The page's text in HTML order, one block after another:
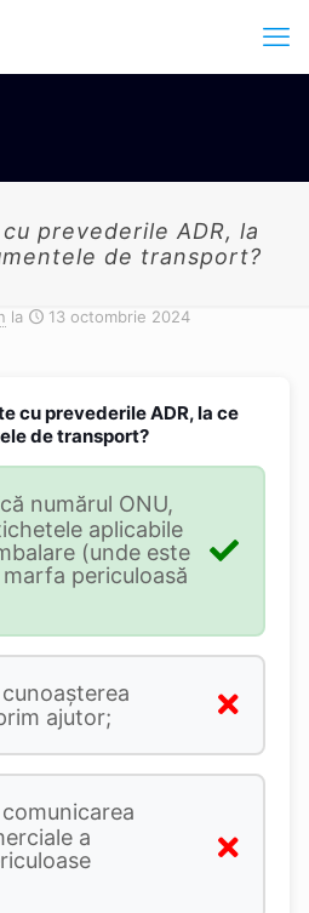
prevederile ADR, la
de transport?
la 13 octombrie 2024
cu prevederile ADR, la ce
de transport?
numărul ONU,
aplicabile
(unde este
periculoasă
ajutor;
a